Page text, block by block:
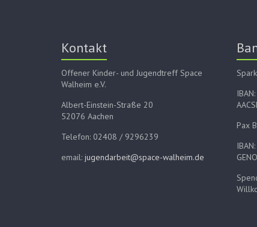
Kontakt
Offener Kinder- und Jugendtreff Space
Walheim e.V.
Albert-Einstein-Straße 20
52076 Aachen
Telefon: 02408 / 9296239
email: jugendarbeit@space-walheim.de
Pax